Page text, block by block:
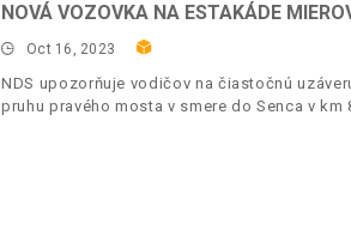
NOVÁ VOZOVKA NA ESTAKÁDE
Oct 16, 2023
NDS upozorňuje vodičov na čiastočnú
pruhu pravého mosta v smere do Senca v